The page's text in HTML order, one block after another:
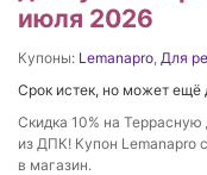
июля 2026
Купоны: Lemanapro, Для
Срок истек, но может ещё
Скидка 10% на Террасную
из ДПК! Купон Lemanapro
в магазин.